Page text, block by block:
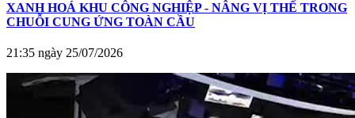
XANH HOÁ KHU CÔNG NGHIỆP - NÂNG VỊ THẾ TRONG
CHUỖI CUNG ỨNG TOÀN CẦU
21:35 ngày 25/07/2026